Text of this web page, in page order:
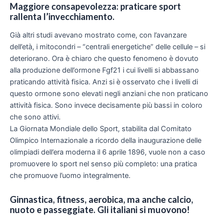
Maggiore consapevolezza: praticare sport
rallenta l’invecchiamento.
Già altri studi avevano mostrato come, con l’avanzare
dell’età, i mitocondri – “centrali energetiche” delle cellule – si
deteriorano. Ora è chiaro che questo fenomeno è dovuto
alla produzione dell’ormone Fgf21 i cui livelli si abbassano
praticando attività fisica. Anzi si è osservato che i livelli di
questo ormone sono elevati negli anziani che non praticano
attività fisica. Sono invece decisamente più bassi in coloro
che sono attivi.
La Giornata Mondiale dello Sport, stabilita dal Comitato
Olimpico Internazionale a ricordo della inaugurazione delle
olimpiadi dell’era moderna il 6 aprile 1896, vuole non a caso
promuovere lo sport nel senso più completo: una pratica
che promuove l’uomo integralmente.
Ginnastica, fitness, aerobica, ma anche calcio,
nuoto e passeggiate. Gli italiani si muovono!